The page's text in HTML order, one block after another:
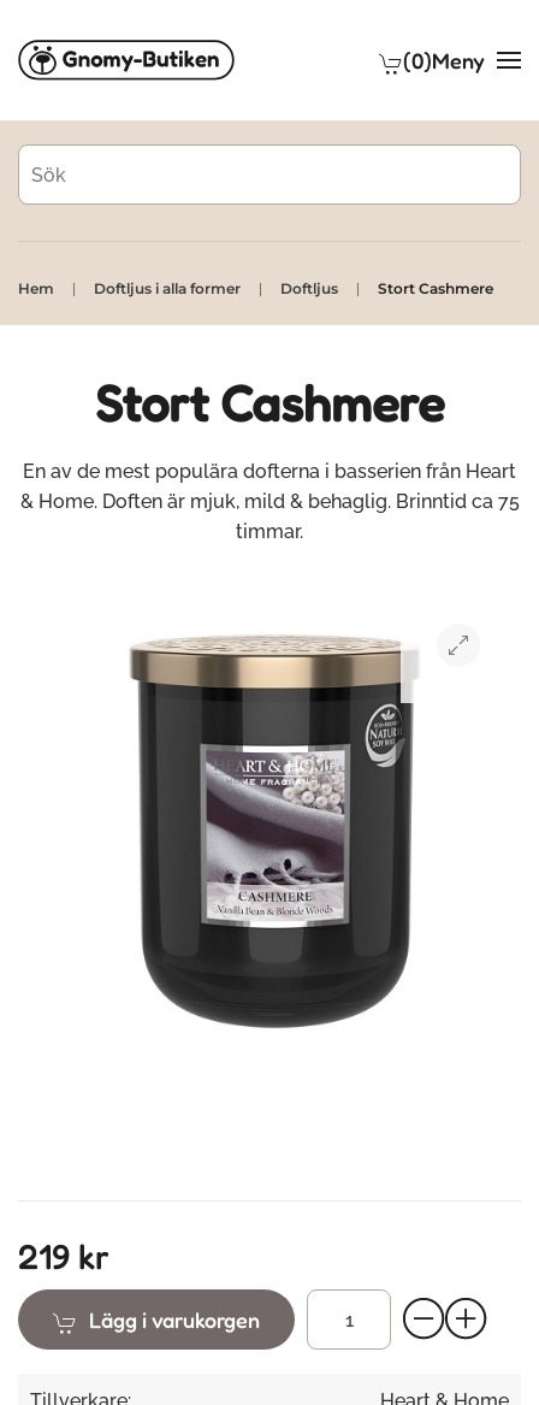
Skip to main content (0)Meny
Hem Doftljus i alla former Doftljus Stort Cashmere
Stort Cashmere
En av de mest populära dofterna i basserien från Heart
& Home. Doften är mjuk, mild & behaglig. Brinntid ca 75
timmar.
219 kr
Lägg i varukorgen